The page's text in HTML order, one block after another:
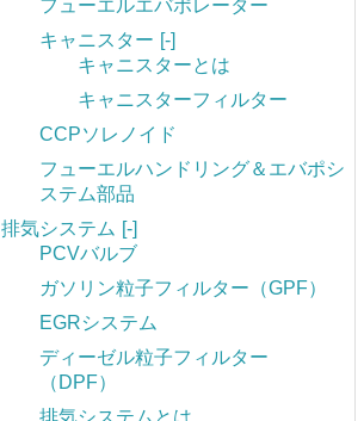
フューエルエバポレーター
キャニスター [-]
キャニスターとは
キャニスターフィルター
CCPソレノイド
フューエルハンドリング＆エバポシ
ステム部品
排気システム [-]
PCVバルブ
ガソリン粒子フィルター（GPF）
EGRシステム
ディーゼル粒子フィルター
（DPF）